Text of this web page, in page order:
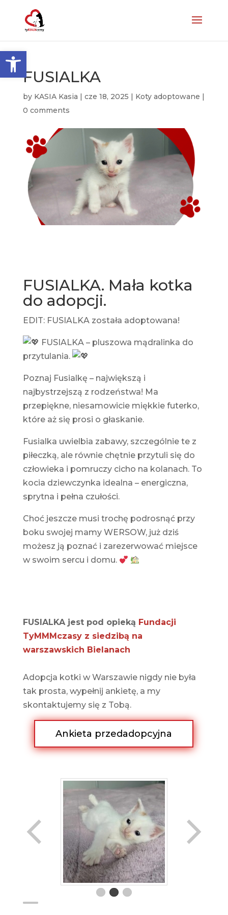
Otwórz pasek narzędzi
FUSIALKA
by KASIA Kasia | cze 18, 2025 | Koty adoptowane |
0 comments
FUSIALKA. Mała kotka
do adopcji.
EDIT: FUSIALKA została adoptowana!
FUSIALKA – pluszowa mądralinka do
przytulania.
Poznaj Fusialkę – największą i
najbystrzejszą z rodzeństwa! Ma
przepiękne, niesamowicie miękkie futerko,
które aż się prosi o głaskanie.
Fusialka uwielbia zabawy, szczególnie te z
piłeczką, ale równie chętnie przytuli się do
człowieka i pomruczy cicho na kolanach. To
kocia dziewczynka idealna – energiczna,
sprytna i pełna czułości.
Choć jeszcze musi trochę podrosnąć przy
boku swojej mamy WERSOW, już dziś
możesz ją poznać i zarezerwować miejsce
w swoim sercu i domu.
FUSIALKA jest pod opieką Fundacji
TyMMMczasy z siedzibą na
warszawskich Bielanach
Adopcja kotki w Warszawie nigdy nie była
tak prosta, wypełnij ankietę, a my
skontaktujemy się z Tobą.
Ankieta przedadopcyjna